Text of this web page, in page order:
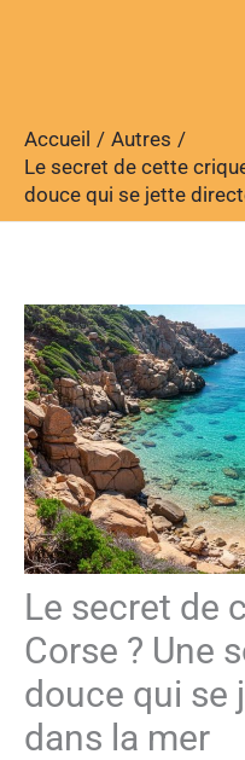
Accueil
Autres
Le secret de cette
douce qui se jette
Le secret de
Corse ? Une
douce qui se
dans la mer